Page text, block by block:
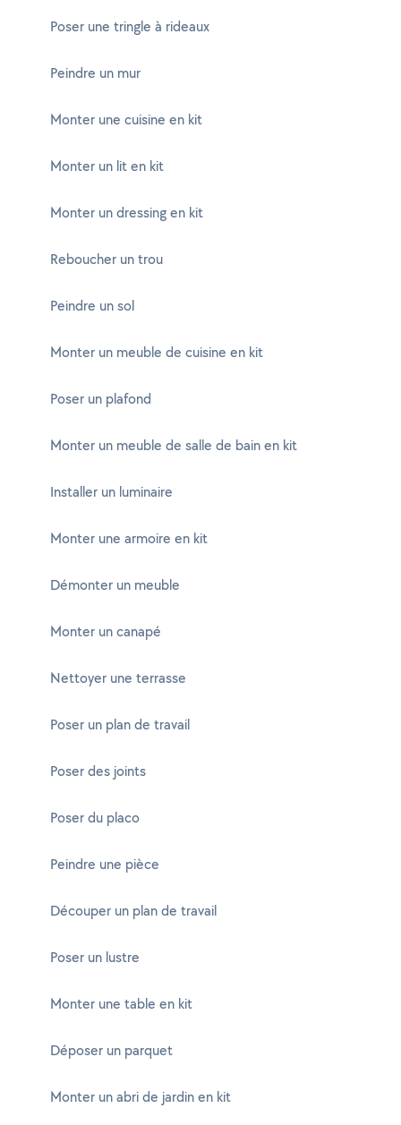
Poser une tringle à rideaux
Peindre un mur
Monter une cuisine en kit
Monter un lit en kit
Monter un dressing en kit
Reboucher un trou
Peindre un sol
Monter un meuble de cuisine en kit
Poser un plafond
Monter un meuble de salle de bain en kit
Installer un luminaire
Monter une armoire en kit
Démonter un meuble
Monter un canapé
Nettoyer une terrasse
Poser un plan de travail
Poser des joints
Poser du placo
Peindre une pièce
Découper un plan de travail
Poser un lustre
Monter une table en kit
Déposer un parquet
Monter un abri de jardin en kit